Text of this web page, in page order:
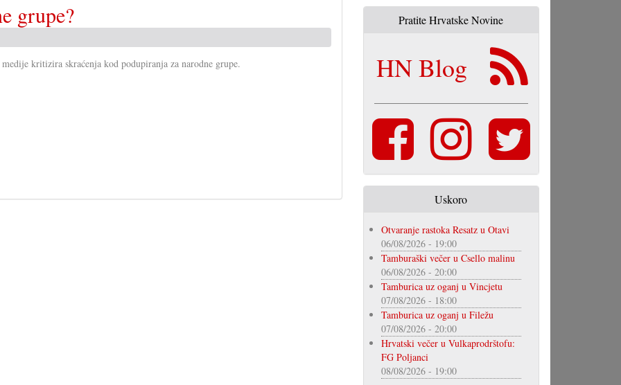
grupe?
kritizira skraćenja kod podupiranja za narodne grupe.
Pratite Hrvatske Novine
HN Blog
Uskoro
Otvaranje rastoka Resatz u Otavi
06/08/2026 - 19:00
Tamburaški večer u Csello malinu
06/08/2026 - 20:00
Tamburica uz oganj u Vincjetu
07/08/2026 - 18:00
Tamburica uz oganj u Filežu
07/08/2026 - 20:00
Hrvatski večer u Vulkaprodrštofu:
FG Poljanci
08/08/2026 - 19:00